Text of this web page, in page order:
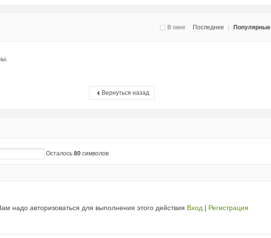
Последнее Популярные
В окне
Вернуться назад
Осталось 80символов
надо авторизоваться для выполнения этого действия Вход | Регистрация